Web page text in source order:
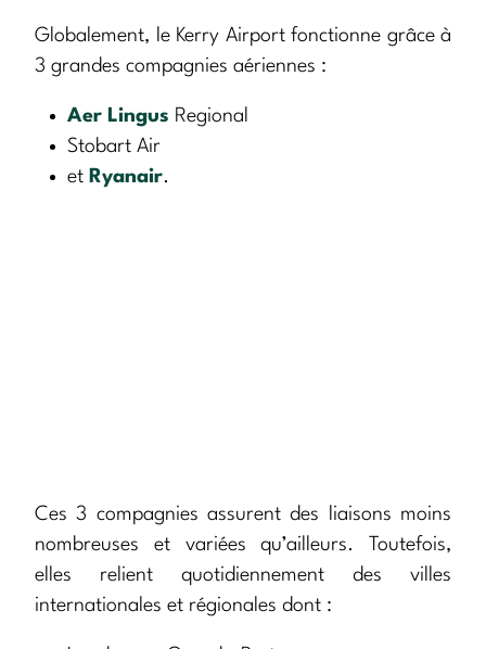
Globalement, le Kerry Airport fonctionne grâce à
3 grandes compagnies aériennes :
Aer Lingus Regional
Stobart Air
et Ryanair.
Ces 3 compagnies assurent des liaisons moins
nombreuses et variées qu’ailleurs. Toutefois,
elles relient quotidiennement des villes
internationales et régionales dont :